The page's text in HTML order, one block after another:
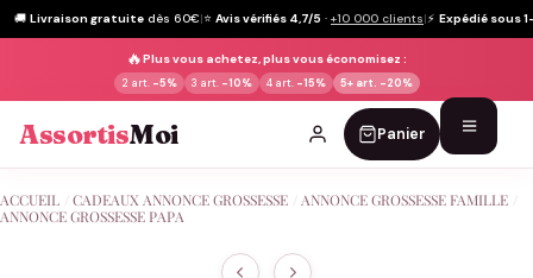
🚚 Livraison gratuite dès 60€|⭐ Avis vérifiés 4,7/5 · +10 000 clients|⚡ Expédié sous
🔥Plus vous achetez, plus vous économisez :
2 art. -5% 3 art. -10% 4 art. -15% 5+ art. -20%
AssortisMoi Panier
au
ACCUEIL CADEAUX ANNONCE GROSSESSE ANNONCE GROSSESSE FAMILLE
ANNONCE GROSSESSE PAPA